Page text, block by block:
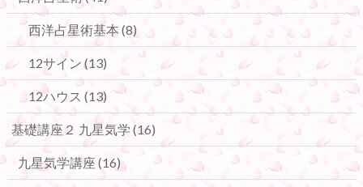
西洋占星術基本(8)
12サイン(13)
12ハウス (13)
基礎講座２ 九星気学 (16)
九星気学講座 (16)